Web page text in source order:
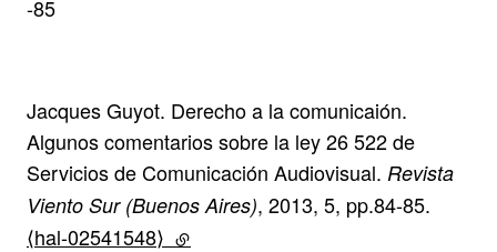
-85
Jacques Guyot. Derecho a la comunicaión.
Algunos comentarios sobre la ley 26 522 de
Servicios de Comunicación Audiovisual. Revista
Viento Sur (Buenos Aires), 2013, 5, pp.84-85.
⟨hal-02541548⟩ (lien externe)